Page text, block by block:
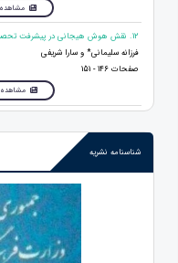
مشاهده
12. نقش هوش هیجانی در پیشرفت تحصیلی دانش آموزان
فرزانه سلیمانی* و سارا شریفی
صفحات 146 - 151
مشاهده
شناسنامه نشریه